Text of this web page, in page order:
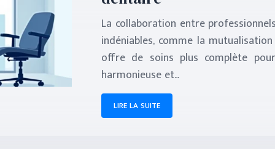
La collaboration entre
indéniables, comme la
offre de soins plus complète
harmonieuse et…
LIRE LA SUITE